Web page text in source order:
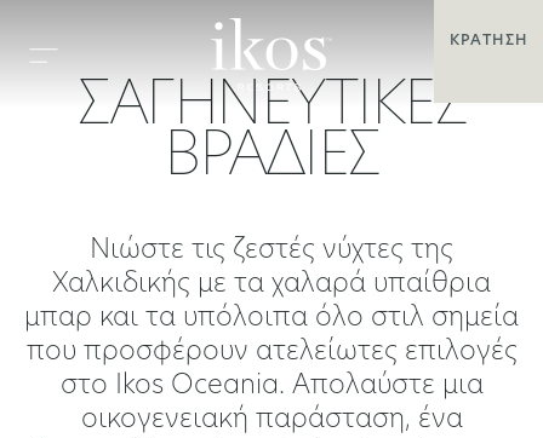
ΚΡΆΤΗΣΗ
ΣΑΓΗΝΕΥΤΙΚΈΣ
ΒΡΑΔΙΈΣ
Νιώστε τις ζεστές νύχτες της
Χαλκιδικής με τα χαλαρά υπαίθρια
μπαρ και τα υπόλοιπα όλο στιλ σημεία
που προσφέρουν ατελείωτες επιλογές
στο Ikos Oceania. Απολαύστε μια
οικογενειακή παράσταση, ένα